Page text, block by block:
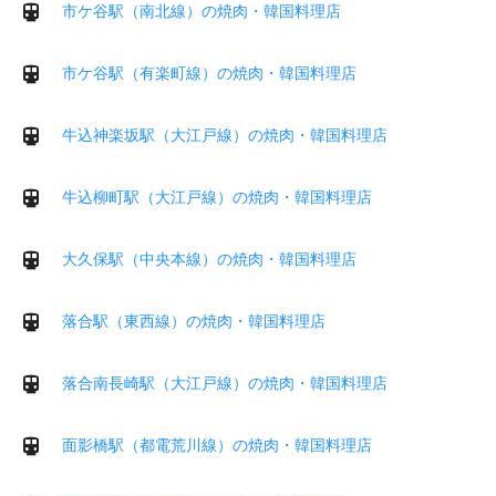
市ケ谷駅（南北線）の焼肉・韓国料理店
市ケ谷駅（有楽町線）の焼肉・韓国料理店
牛込神楽坂駅（大江戸線）の焼肉・韓国料理店
牛込柳町駅（大江戸線）の焼肉・韓国料理店
大久保駅（中央本線）の焼肉・韓国料理店
落合駅（東西線）の焼肉・韓国料理店
落合南長崎駅（大江戸線）の焼肉・韓国料理店
面影橋駅（都電荒川線）の焼肉・韓国料理店